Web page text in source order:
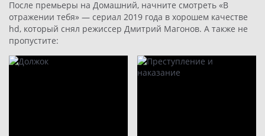
После премьеры на Домашний, начните смотреть «В
отражении тебя» — сериал 2019 года в хорошем качестве
hd, который снял режиссер Дмитрий Магонов. А также не
пропустите: